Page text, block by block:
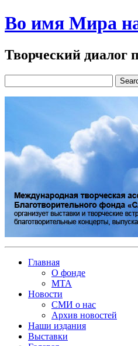
Во имя Мира
Творческий диалог
Главная
О фонде
МТА
Новости
СМИ о нас
Архив новостей
Наши издания
Выставки